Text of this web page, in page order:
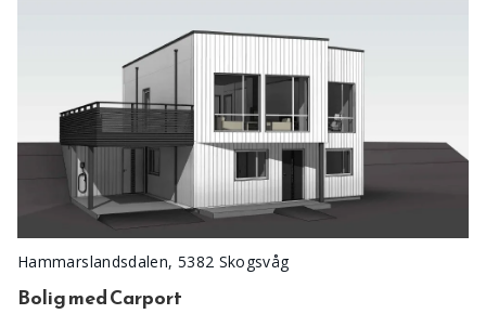
Hammarslandsdalen, 5382 Skogsvåg
Bolig med Carport